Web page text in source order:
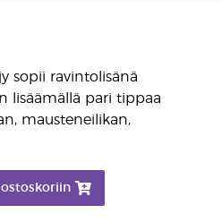
sopii ravintolisänä
lisäämällä pari tippaa
mausteneilikan,
ostoskoriin